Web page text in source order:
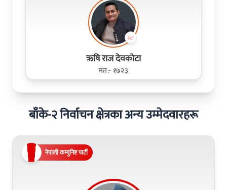
ऋषि राज देवकोटा
मत:- १७२३
बाँके-२ निर्वाचन क्षेत्रका अन्य उम्मेदवारहरू
नेपाली कम्युनिष्ट पार्टी